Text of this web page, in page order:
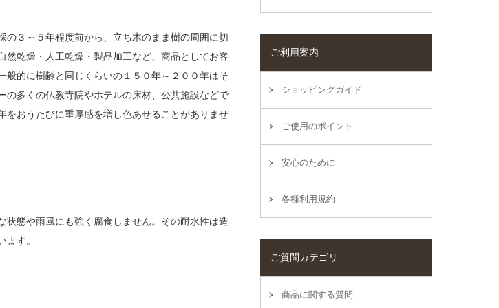
の３～５年程度前から、立ち木のまま樹の周囲に切
然乾燥・人工乾燥・製品加工など、商品としてお客
的に樹齢と同じくらいの１５０年～２００年はそ
多くの仏教寺院やホテルの床材、公共施設などで
をおうたびに重厚感を増し色あせることがありませ
態や雨風にも強く腐食しません。その耐水性は造
す。
ご利用案内
ショッピングガイド
ご使用のポイント
安心のために
各種利用規約
ご質問カテゴリ
商品に関する質問